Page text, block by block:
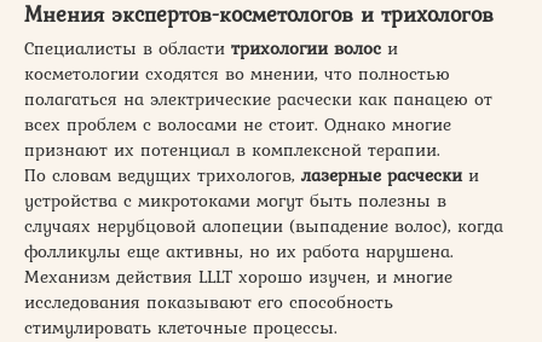
Мнения экспертов-косметологов и трихологов
Специалисты в области трихологии волос и
косметологии сходятся во мнении, что полностью
полагаться на электрические расчески как панацею от
всех проблем с волосами не стоит. Однако многие
признают их потенциал в комплексной терапии.
По словам ведущих трихологов, лазерные расческии
устройства с микротоками могут быть полезны в
случаях нерубцовой алопеции (выпадение волос), когда
фолликулы еще активны, но их работа нарушена.
Механизм действия LLLT хорошо изучен, и многие
исследования показывают его способность
стимулировать клеточные процессы.